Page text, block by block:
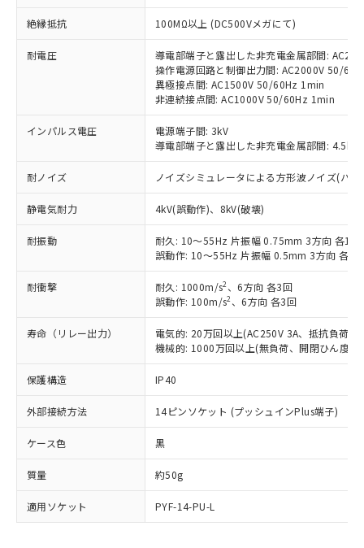
絶縁抵抗 100MΩ以上 (DC500Vメガにて)
耐電圧
導電部端子と露出した非充電金属部間:
操作電源回路と制御出力間: AC2000V 50/
異極接点間: AC1500V 50/60Hz 1min
非連続接点間: AC1000V 50/60Hz 1min
インパルス電圧
電源端子間: 3kV
導電部端子と露出した非充電金属部間: 4.5kV
耐ノイズ ノイズシミュレータによる方形波ノイズ(パ
静電気耐力 4kV(誤動作)、8kV(破壊)
耐振動
耐久: 10～55Hz 片振幅 0.75mm 3方向 各1h
誤動作: 10～55Hz 片振幅 0.5mm 3方向 各
耐衝撃 耐久: 1000m/s2 、6方向 各3回
誤動作: 100m/s2 、6方向 各3回
寿命（リレー出力）
電気的: 20万回以上(AC250V 3A、抵抗負荷
機械的: 1000万回以上(無負荷、開閉ひん度
保護構造 IP40
外部接続方法 14ピンソケット (プッシュインPlus端子)
ケース色 黒
質量 約50g
適用ソケット PYF-14-PU-L
ご利用条件
以下の条件をお読みいただき、同意のうえ
ご利用ください。
本サービスは、当社制御機器事業取扱
商品の当社在庫状況および標準価格
(税抜)を提供させていただくもので
本サービスの対象外となる商品もある
ことをご了承ください。
在庫状況および標準価格照会結果は、
記載している更新日時点での社内デー
タに基づき作成されるものであり、閲
覧された時点での実際の在庫および標
準価格とは異なる場合があることをご
了承ください。
正式な納期状況および標準価格はお客
様のお取引先、またはお客様担当のオ
ムロン制御機器販売店・当社販売員に
ご相談ください。
オムロン制御機器販売店や当社販売拠
販売ネットワーク
」をご確認
在庫状況および標準価格結果を当社の
事前の承諾なく第三者に漏洩または開
示しないようお願いします。
マイパーツ機能（部品リスト作成サー
対応予定：EU RoHS指令（10物質）の非含
有に対応した製品に切り替える予定のある
対応予定なし：EU RoHS指令（10物質）の
非含有に非対応の商品で、対応品を出す予
定はありません。
調査・確認中：EU RoHS指令（10物質）の
非含有の対応状況を調査中または確認中の
非該当品：ライセンス料など無形物で、有
害物質有無と関係のない商品です。
仕入先様の事情により、非含有部品として
いたものが、含有品と判明した場合などや
ミウム(Cd) 100ppm以下、
六価クロム(Cr(Ⅵ)) 1000ppm以下、ポリ臭化ビフェニル
(PBDE) 1000ppm以下、フタル酸ビス(2-エチルヘキシ
ル) (DEHP)(別名：DOP) 1000ppm以下、フタル酸ブチ
ルベンジル（BBP） 1000ppm以下、フタル酸ジブチル
（DBP） 1000ppm以下、フタル酸ジイソブチル
(DIBP) 1000ppm以下
但し、RoHS指令で産業用監視および制御機器に対する
適用除外項目は除く。
フタル酸エステル類の４物質については閾値を超える意
※2 対応予定月
部品在庫の切り替え状況などにより、予定
月が前後することがあります。
※1 中国RoHS○×表
「○」：最大均質材料含有率が中国RoHSの
基準値以下であることを示します。
「×」：最大均質材料含有率が中国RoHSの
基準値を超えていることを示します。
「－」：未確認です。当社販売部門へお問
い合わせください。
*中国RoHS10物質の基準値 (GB/T26572)：
Pb(鉛) :1000ppm、 Hg(水銀) : 1000ppm、 Cd(カドミウ
Cr(Ⅵ)(六価クロム) : 1000ppm、 PBBs(ポリ臭化ビフェ
ニル類) : 1000ppm、 PBDEs(ポリ臭化ジフェニルエーテ
ル類) : 1000ppm、
DBP(フタル酸ジブチル) : 1000ppm、 DIBP(フタル酸ジ
イソブチル) : 1000ppm、 BBP(フタル酸ブチルベンジ
ル) : 1000ppm、
※2 環境保護使用期限
「ｅ」：有害物質（10物質）のすべてが基
準値以下であることを示します。
「10」：通常の使用状況下において有害物
質が外部に漏えいし、環境に深刻な影響を
当社は、これら貴社製品のうち、外国
為替および外国貿易法に定める商品
（以下｢規制貨物等」という）を輸出
または国外への提供する場合は、日本
国政府の輸出許可(または役務取引許
可)を取得するなどの必要な手続きを
とります。
当社は規制貨物を破棄する場合は、完
全に破砕するなど、違法に輸出されな
当社は貴社製品を、核兵器、ミサイ
ル、化学兵器、生物兵器またはその他
武器並びにこれらの製造装置等に一切
使用いたしません。
当社は、貴社製品を第三者に販売する
場合は、上記1、2および3の内容を当
該第三者に通知します。また当社は、
販売先および販売に係わる関係者が違
法に輸出するおそれがある場合は、取
○ 一定数以上の在庫あり
一定数には満たないが在庫あり
－
在庫なし(最新の在庫状況につ
いては、お客様のお取引先、ま
たはお客様担当のオムロン制御
機器販売店・当社販売員にご確
認ください)
空
受注生産機種、また在庫状況の